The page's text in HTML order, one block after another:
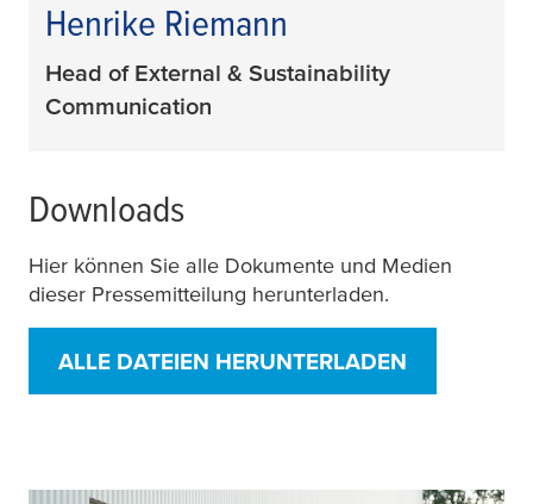
Henrike Riemann
Head of External & Sustainability
Communication
Downloads
Hier können Sie alle Dokumente und Medien
dieser Pressemitteilung herunterladen.
ALLE DATEIEN HERUNTERLADEN